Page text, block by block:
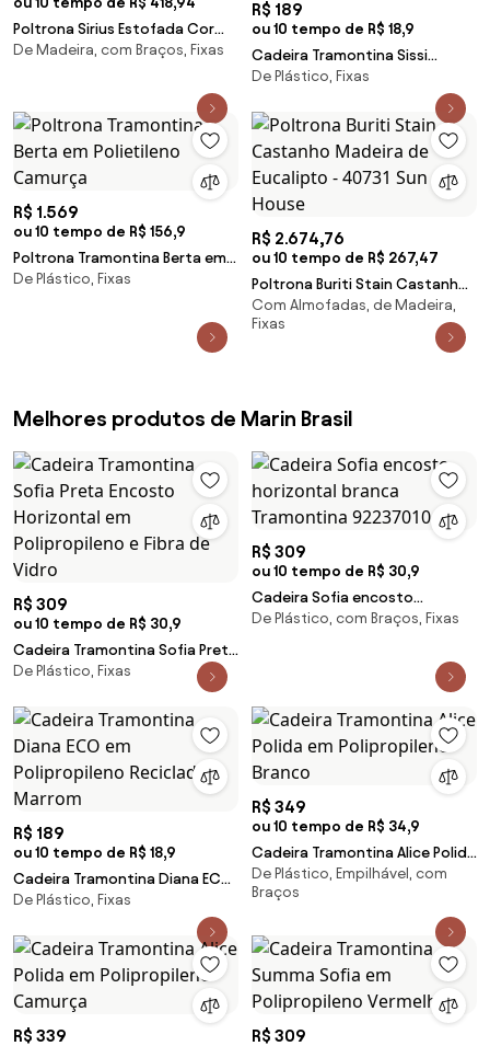
Poltrona Sirius Estofada Cor
Gel Braço Fita Rami - 78412 Sun
De Madeira, com Braços, Fixas
R$ 189
ou 10 tempo de R$ 18,9
Cadeira Tramontina Sissi
Summa em Polipropileno e Fibra
De Plástico, Fixas
R$ 1.569
ou 10 tempo de R$ 156,9
Poltrona Tramontina Berta em
Polietileno Camurça
De Plástico, Fixas
R$ 2.674,76
ou 10 tempo de R$ 267,47
Poltrona Buriti Stain Castanho
Madeira de Eucalipto - 40731
Sun House
Com Almofadas, de Madeira,
Fixas
Melhores produtos de Marin Brasil
R$ 309
ou 10 tempo de R$ 30,9
Cadeira Tramontina Sofia Preta
Encosto Horizontal em
Polipropileno e Fibra de Vidro
De Plástico, Fixas
R$ 309
ou 10 tempo de R$ 30,9
Cadeira Sofia encosto
horizontal branca Tramontina
De Plástico, com Braços, Fixas
R$ 189
ou 10 tempo de R$ 18,9
Cadeira Tramontina Diana ECO
em Polipropileno Reciclado
De Plástico, Fixas
R$ 349
ou 10 tempo de R$ 34,9
Cadeira Tramontina Alice Polida
em Polipropileno Branco
De Plástico, Empilhável, com
Braços
R$ 339 R$ 309